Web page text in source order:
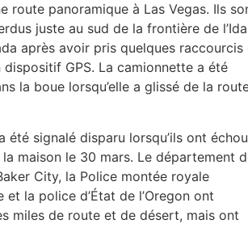
route panoramique à Las Vegas. Ils
juste au sud de la frontière de
après avoir pris quelques raccourcis
dispositif GPS. La camionnette a été
la boue lorsqu’elle a glissé de la
été signalé disparu lorsqu’ils ont
maison le 30 mars. Le département
City, la Police montée royale
et la police d’État de l’Oregon ont
miles de route et de désert, mais ont